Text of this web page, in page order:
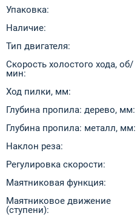
Упаковка:
Наличие:
Тип двигателя:
Скорость холостого хода, об/
мин:
Ход пилки, мм:
Глубина пропила: дерево, мм:
Глубина пропила: металл, мм:
Наклон реза:
Регулировка скорости:
Маятниковая функция:
Маятниковое движение
(ступени):